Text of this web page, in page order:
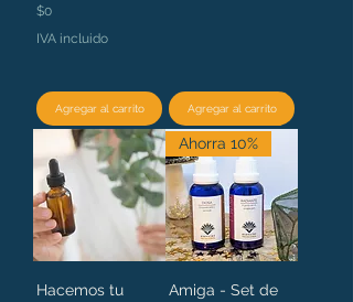
Precio
$0
IVA incluido
Agregar al carrito Agregar al carrito
Hacemos tu
Ahorra 10%
Amiga - Set de